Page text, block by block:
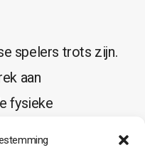
spelers trots zijn.
aan
fysieke